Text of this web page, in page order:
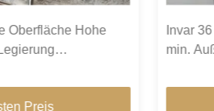
Oberfläche Hohe
Preis
Invar
min.